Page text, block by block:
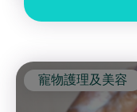
寵物護理及美容